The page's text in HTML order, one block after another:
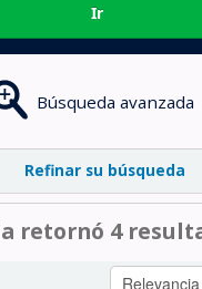
Ir
Búsqueda avanzada
Refinar su búsqueda
retornó 4